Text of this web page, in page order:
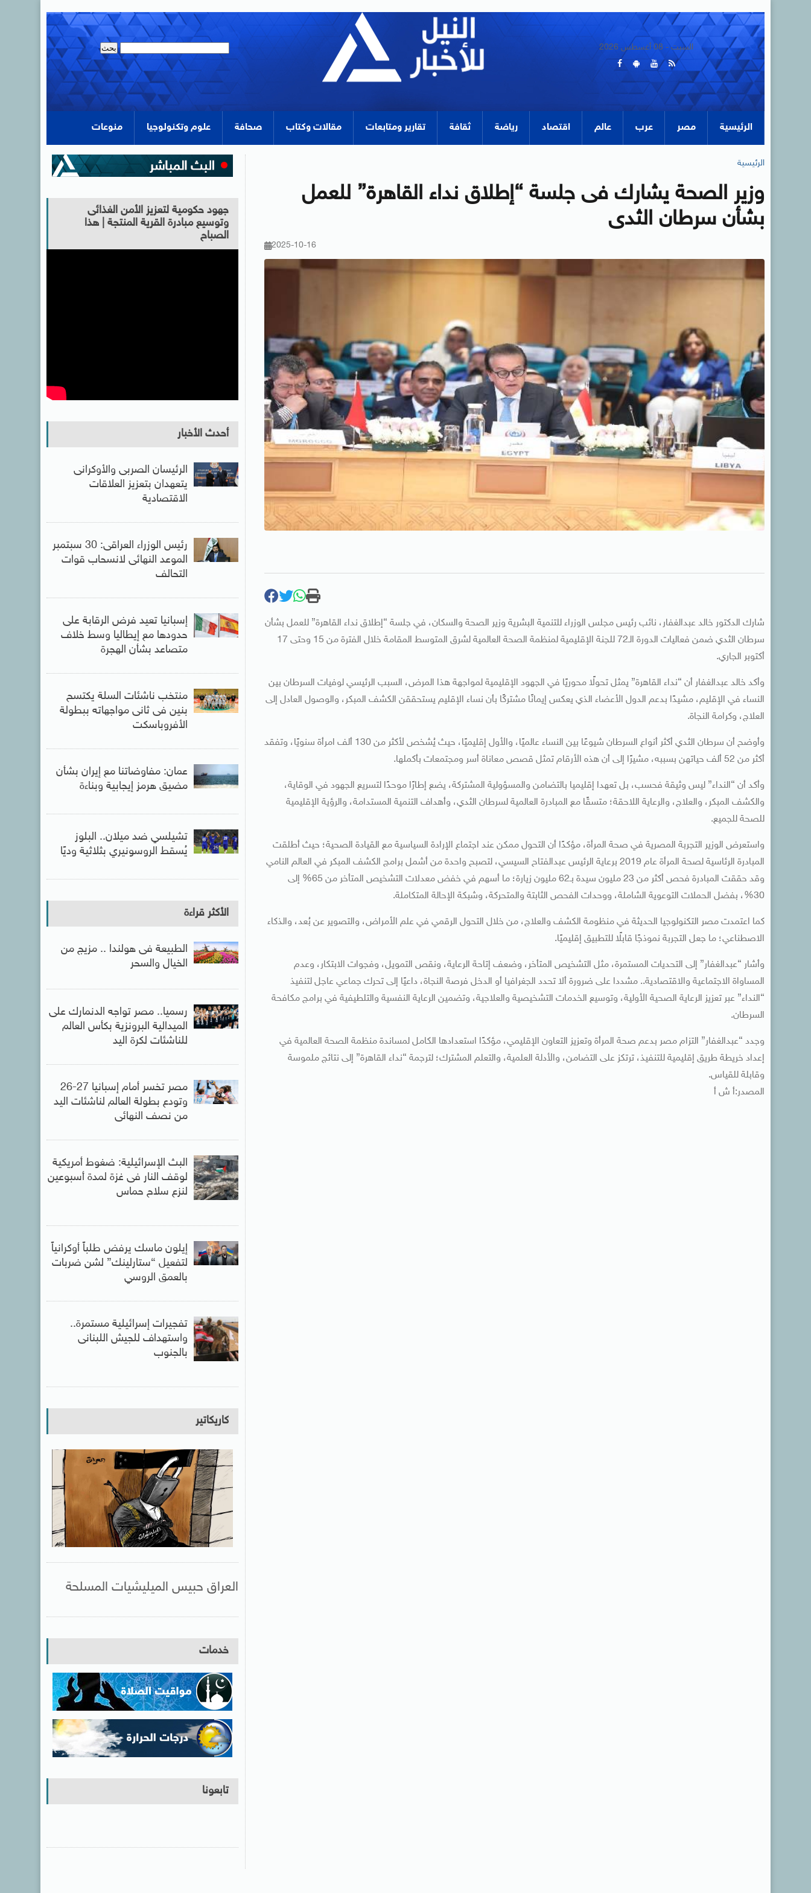
السبت - 08 أغسطس 2026
الرئيسية مصر عرب عالم اقتصاد رياضة ثقافة تقارير ومتابعات مقالات وكتاب صحافة علوم وتكنولوجيا منوعات
الرئيسية
وزير الصحة يشارك فى جلسة “إطلاق نداء القاهرة” للعمل
بشأن سرطان الثدى
2025-10-16
شارك الدكتور خالد عبدالغفار، نائب رئيس مجلس الوزراء للتنمية البشرية وزير الصحة والسكان، في جلسة “إطلاق نداء القاهرة” للعمل بشأن
سرطان الثدي ضمن فعاليات الدورة الـ72 للجنة الإقليمية لمنظمة الصحة العالمية لشرق المتوسط المقامة خلال الفترة من 15 وحتى 17
أكتوبر الجاري.
وأكد خالد عبدالغفار أن “نداء القاهرة” يمثل تحولًا محوريًا في الجهود الإقليمية لمواجهة هذا المرض، السبب الرئيسي لوفيات السرطان بين
النساء في الإقليم، مشيدًا بدعم الدول الأعضاء الذي يعكس إيمانًا مشتركًا بأن نساء الإقليم يستحققن الكشف المبكر، والوصول العادل إلى
العلاج، وكرامة النجاة.
وأوضح أن سرطان الثدي أكثر أنواع السرطان شيوعًا بين النساء عالميًا، والأول إقليميًا، حيث يُشخص لأكثر من 130 ألف امرأة سنويًا، وتفقد
أكثر من 52 ألف حياتهن بسببه، مشيرًا إلى أن هذه الأرقام تمثل قصص معاناة أسر ومجتمعات بأكملها.
وأكد أن “النداء” ليس وثيقة فحسب، بل تعهدا إقليميا بالتضامن والمسؤولية المشتركة، يضع إطارًا موحدًا لتسريع الجهود في الوقاية،
والكشف المبكر، والعلاج، والرعاية اللاحقة؛ متسقًا مع المبادرة العالمية لسرطان الثدي، وأهداف التنمية المستدامة، والرؤية الإقليمية
للصحة للجميع.
واستعرض الوزير التجربة المصرية في صحة المرأة، مؤكدًا أن التحول ممكن عند اجتماع الإرادة السياسية مع القيادة الصحية؛ حيث أطلقت
المبادرة الرئاسية لصحة المرأة عام 2019 برعاية الرئيس عبدالفتاح السيسي، لتصبح واحدة من أشمل برامج الكشف المبكر في العالم النامي
وقد حققت المبادرة فحص أكثر من 23 مليون سيدة بـ62 مليون زيارة؛ ما أسهم في خفض معدلات التشخيص المتأخر من 65% إلى
30%، بفضل الحملات التوعوية الشاملة، ووحدات الفحص الثابتة والمتحركة، وشبكة الإحالة المتكاملة.
كما اعتمدت مصر التكنولوجيا الحديثة في منظومة الكشف والعلاج، من خلال التحول الرقمي في علم الأمراض، والتصوير عن بُعد، والذكاء
الاصطناعي؛ ما جعل التجربة نموذجًا قابلًا للتطبيق إقليميًا.
وأشار “عبدالغفار” إلى التحديات المستمرة، مثل التشخيص المتأخر، وضعف إتاحة الرعاية، ونقص التمويل، وفجوات الابتكار، وعدم
المساواة الاجتماعية والاقتصادية.. مشددا على ضرورة ألا تحدد الجغرافيا أو الدخل فرصة النجاة، داعيًا إلى تحرك جماعي عاجل لتنفيذ
“النداء” عبر تعزيز الرعاية الصحية الأولية، وتوسيع الخدمات التشخيصية والعلاجية، وتضمين الرعاية النفسية والتلطيفية في برامج مكافحة
السرطان.
وجدد “عبدالغفار” التزام مصر بدعم صحة المرأة وتعزيز التعاون الإقليمي، مؤكدًا استعدادها الكامل لمساندة منظمة الصحة العالمية في
إعداد خريطة طريق إقليمية للتنفيذ، ترتكز على التضامن، والأدلة العلمية، والتعلم المشترك؛ لترجمة “نداء القاهرة” إلى نتائج ملموسة
وقابلة للقياس.
المصدر:أ ش أ
جهود حكومية لتعزيز الأمن الغذائى
وتوسيع مبادرة القرية المنتجة | هذا
الصباح
أحدث الأخبار
الرئيسان الصربى والأوكرانى
يتعهدان بتعزيز العلاقات
الاقتصادية
رئيس الوزراء العراقى: 30 سبتمبر
الموعد النهائى لانسحاب قوات
التحالف
إسبانيا تعيد فرض الرقابة على
حدودها مع إيطاليا وسط خلاف
متصاعد بشأن الهجرة
منتخب ناشئات السلة يكتسح
بنين فى ثانى مواجهاته ببطولة
الأفروباسكت
عمان: مفاوضاتنا مع إيران بشأن
مضيق هرمز إيجابية وبناءة
تشيلسي ضد ميلان.. البلوز
يُسقط الروسونيري بثلاثية وديًا
الأكثر قراءة
الطبيعة فى هولندا .. مزيج من
الخيال والسحر
رسميا.. مصر تواجه الدنمارك على
الميدالية البرونزية بكأس العالم
للناشئات لكرة اليد
مصر تخسر أمام إسبانيا 27-26
وتودع بطولة العالم لناشئات اليد
من نصف النهائى
البث الإسرائيلية: ضغوط أمريكية
لوقف النار فى غزة لمدة أسبوعين
لنزع سلاح حماس
إيلون ماسك يرفض طلباً أوكرانياً
لتفعيل “ستارلينك” لشن ضربات
بالعمق الروسي
تفجيرات إسرائيلية مستمرة..
واستهداف للجيش اللبنانى
بالجنوب
كاريكاتير
العراق حبيس الميليشيات المسلحة
خدمات
تابعونا